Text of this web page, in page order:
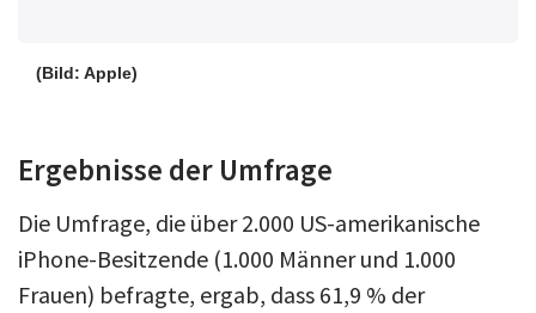
(Bild: Apple)
Ergebnisse der Umfrage
Die Umfrage, die über 2.000 US-amerikanische
iPhone-Besitzende (1.000 Männer und 1.000
Frauen) befragte, ergab, dass 61,9 % der